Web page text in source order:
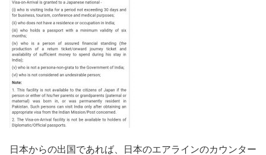
日本からの出国であれば、日本のエアラインのカウンター